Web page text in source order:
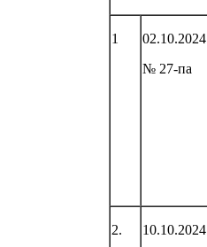
1
02.10.2024
№ 27-па
2.
10.10.2024